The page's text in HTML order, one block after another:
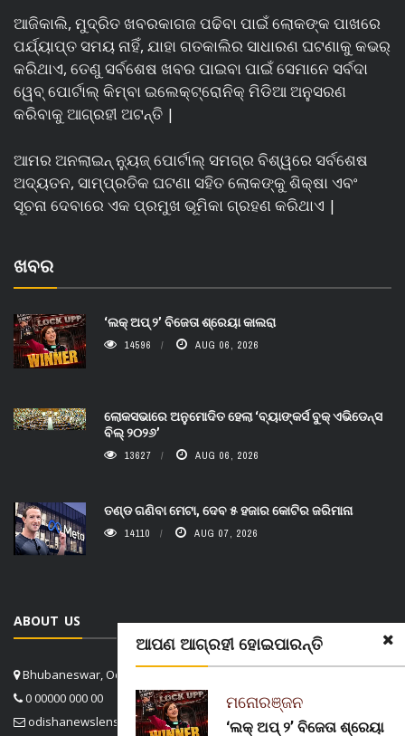
ଆପଣ ଆଗ୍ରହୀ ହୋଇପାରନ୍ତି
ମନୋରଞ୍ଜନ
‘ଲକ୍ ଅପ୍ ୨’ ବିଜେତା ଶ୍ରେୟା
ଆଜିକାଲି, ମୁଦ୍ରିତ ଖବରକାଗଜ ପଢିବା ପାଇଁ ଲୋକଙ୍କ ପାଖରେ
ପର୍ଯ୍ୟାପ୍ତ ସମୟ ନାହିଁ, ଯାହା ଗତକାଲିର ସାଧାରଣ ଘଟଣାକୁ କଭର୍
କରିଥାଏ, ତେଣୁ ସର୍ବଶେଷ ଖବର ପାଇବା ପାଇଁ ସେମାନେ ସର୍ବଦା
ୱେବ୍ ପୋର୍ଟାଲ୍ କିମ୍ବା ଇଲେକ୍ଟ୍ରୋନିକ୍ ମିଡିଆ ଅନୁସରଣ
କରିବାକୁ ଆଗ୍ରହୀ ଅଟନ୍ତି |
ଆମର ଅନଲାଇନ୍ ନ୍ୟୁଜ୍ ପୋର୍ଟାଲ୍ ସମଗ୍ର ବିଶ୍ୱରେ ସର୍ବଶେଷ
ଅଦ୍ୟତନ, ସାମ୍ପ୍ରତିକ ଘଟଣା ସହିତ ଲୋକଙ୍କୁ ଶିକ୍ଷା ଏବଂ
ସୂଚନା ଦେବାରେ ଏକ ପ୍ରମୁଖ ଭୂମିକା ଗ୍ରହଣ କରିଥାଏ |
ଖବର
‘ଲକ୍ ଅପ୍ ୨’ ବିଜେତା ଶ୍ରେୟା କାଲରା
14596 AUG 06, 2026
ଲୋକସଭାରେ ଅନୁମୋଦିତ ହେଲା ‘ବ୍ୟାଙ୍କର୍ସ ବୁକ୍ ଏଭିଡେନ୍ସ
ବିଲ୍ ୨୦୨୬’
13627 AUG 06, 2026
ତଣ୍ଡ ଗଣିବା ମେଟା, ଦେବ ୫ ହଜାର କୋଟିର ଜରିମାନା
14110 AUG 07, 2026
ABOUT US
Bhubaneswar, Odisha, India
0 00000 000 00
odishanewslens@gmail.com